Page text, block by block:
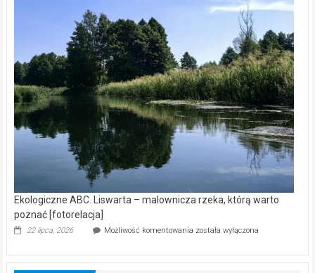
wśród
Ekologiczne ABC. Liswarta – malownicza rzeka, którą warto
poznać [fotorelacja]
22 lipca, 2026 Możliwość komentowania Ekologiczne
–
została wyłączona